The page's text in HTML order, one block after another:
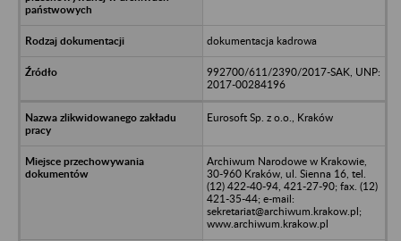
dokumentacja kadrowa
992700/611/2390/2017-SAK, UNP:
2017-00284196
Eurosoft Sp. z o.o., Kraków
Archiwum Narodowe w Krakowie,
30-960 Kraków, ul. Sienna 16, tel.
(12) 422-40-94, 421-27-90; fax. (12)
421-35-44; e-mail:
sekretariat@archiwum.krakow.pl;
www.archiwum.krakow.pl